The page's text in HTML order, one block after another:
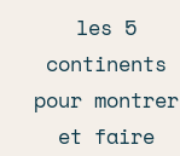
les 5
continents
pour montrer
et faire